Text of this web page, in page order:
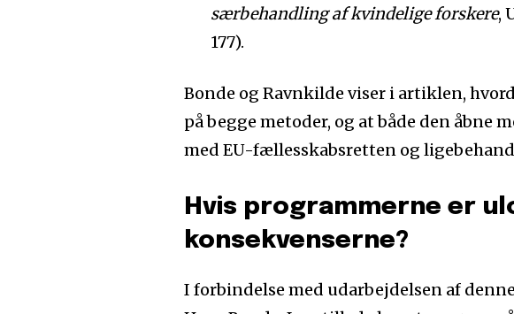
særbehandling af kvindelige forskere,
177).
Bonde og Ravnkilde viser i artiklen,
på begge metoder, og at både den åbne
med EU-fællesskabsretten og
Hvis programmerne er
konsekvenserne?
I forbindelse med udarbejdelsen af